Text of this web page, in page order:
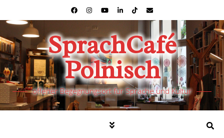
SprachCafé
Polnisch
offener Begegnungsort für Sprache und Kultur